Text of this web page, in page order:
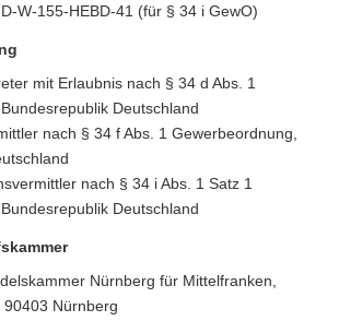
W-155-HEBD-41 (für § 34 i GewO)
mit Erlaubnis nach § 34 d Abs. 1
Deutschland
nach § 34 f Abs. 1 Gewerbeordnung,
nach § 34 i Abs. 1 Satz 1
Deutschland
Nürnberg für Mittelfranken,
Nürnberg